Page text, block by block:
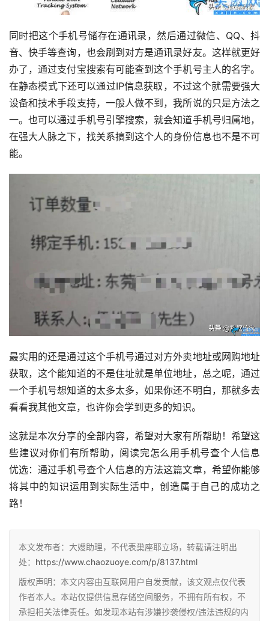
同时把这个手机号储存在通讯录，然后通过微信、QQ、抖
音、快手等查询，也会刷到对方是通讯录好友。这样就更好
办了，通过支付宝搜索有可能查到这个手机号主人的名字。
在静态模式下还可以通过IP信息获取，不过这个就需要强大
设备和技术手段支持，一般人做不到，我所说的只是方法之
一。也可以通过手机号引擎搜索，就会知道手机号归属地，
在强大人脉之下，找关系搞到这个人的身份信息也不是不可
能。
最实用的还是通过这个手机号通过对方外卖地址或网购地址
获取，这个能知道的不是住址就是单位地址，总之呢，通过
一个手机号想知道的太多太多，如果你还不明白，那就多去
看看我其他文章，也许你会学到更多的知识。
这就是本次分享的全部内容，希望对大家有所帮助！希望这
些建议对你们有所帮助，阅读完怎么用手机号查个人信息
优选：通过手机号查个人信息的方法这篇文章，希望你能够
将其中的知识运用到实际生活中，创造属于自己的成功之
路！
本文发布者：大嫂助理，不代表巢座耶立场，转载请注明出
处： https://www.chaozuoye.com/p/8137.html
版权声明：本文内容由互联网用户自发贡献，该文观点仅代表
作者本人。本站仅提供信息存储空间服务，不拥有所有权，不
承担相关法律责任。如发现本站有涉嫌抄袭侵权/违法违规的内